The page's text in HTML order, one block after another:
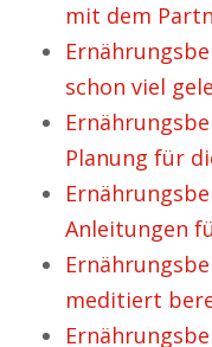
mit dem
schon viel
Planung für
Anleitungen
meditiert